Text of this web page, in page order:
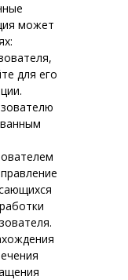
может
для его